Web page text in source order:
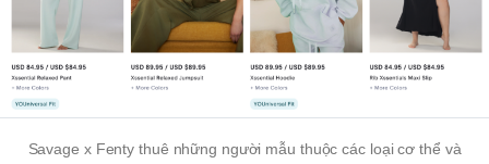
Savage x Fenty thuê những người mẫu thuộc các loại cơ thể và